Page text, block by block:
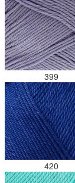
399
420